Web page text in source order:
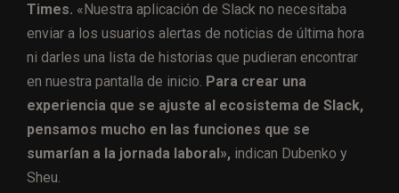
Times. «Nuestra aplicación de Slack no necesitaba
enviar a los usuarios alertas de noticias de última hora
ni darles una lista de historias que pudieran encontrar
en nuestra pantalla de inicio. Para crear una
experiencia que se ajuste al ecosistema de Slack,
pensamos mucho en las funciones que se
sumarían a la jornada laboral», indican Dubenko y
Sheu.